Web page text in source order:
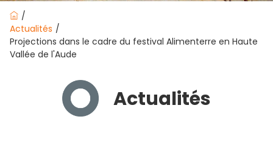
Actualités
Projections dans le cadre du festival Alimenterre en Haute
Vallée de l'Aude
Actualités